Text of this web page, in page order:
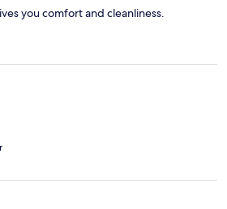
you comfort and cleanliness.